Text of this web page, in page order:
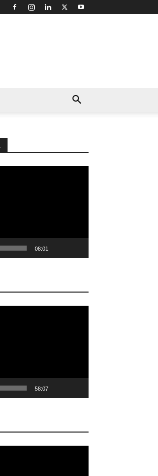
08:01
58:07